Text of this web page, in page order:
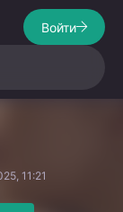
Войти
11:21